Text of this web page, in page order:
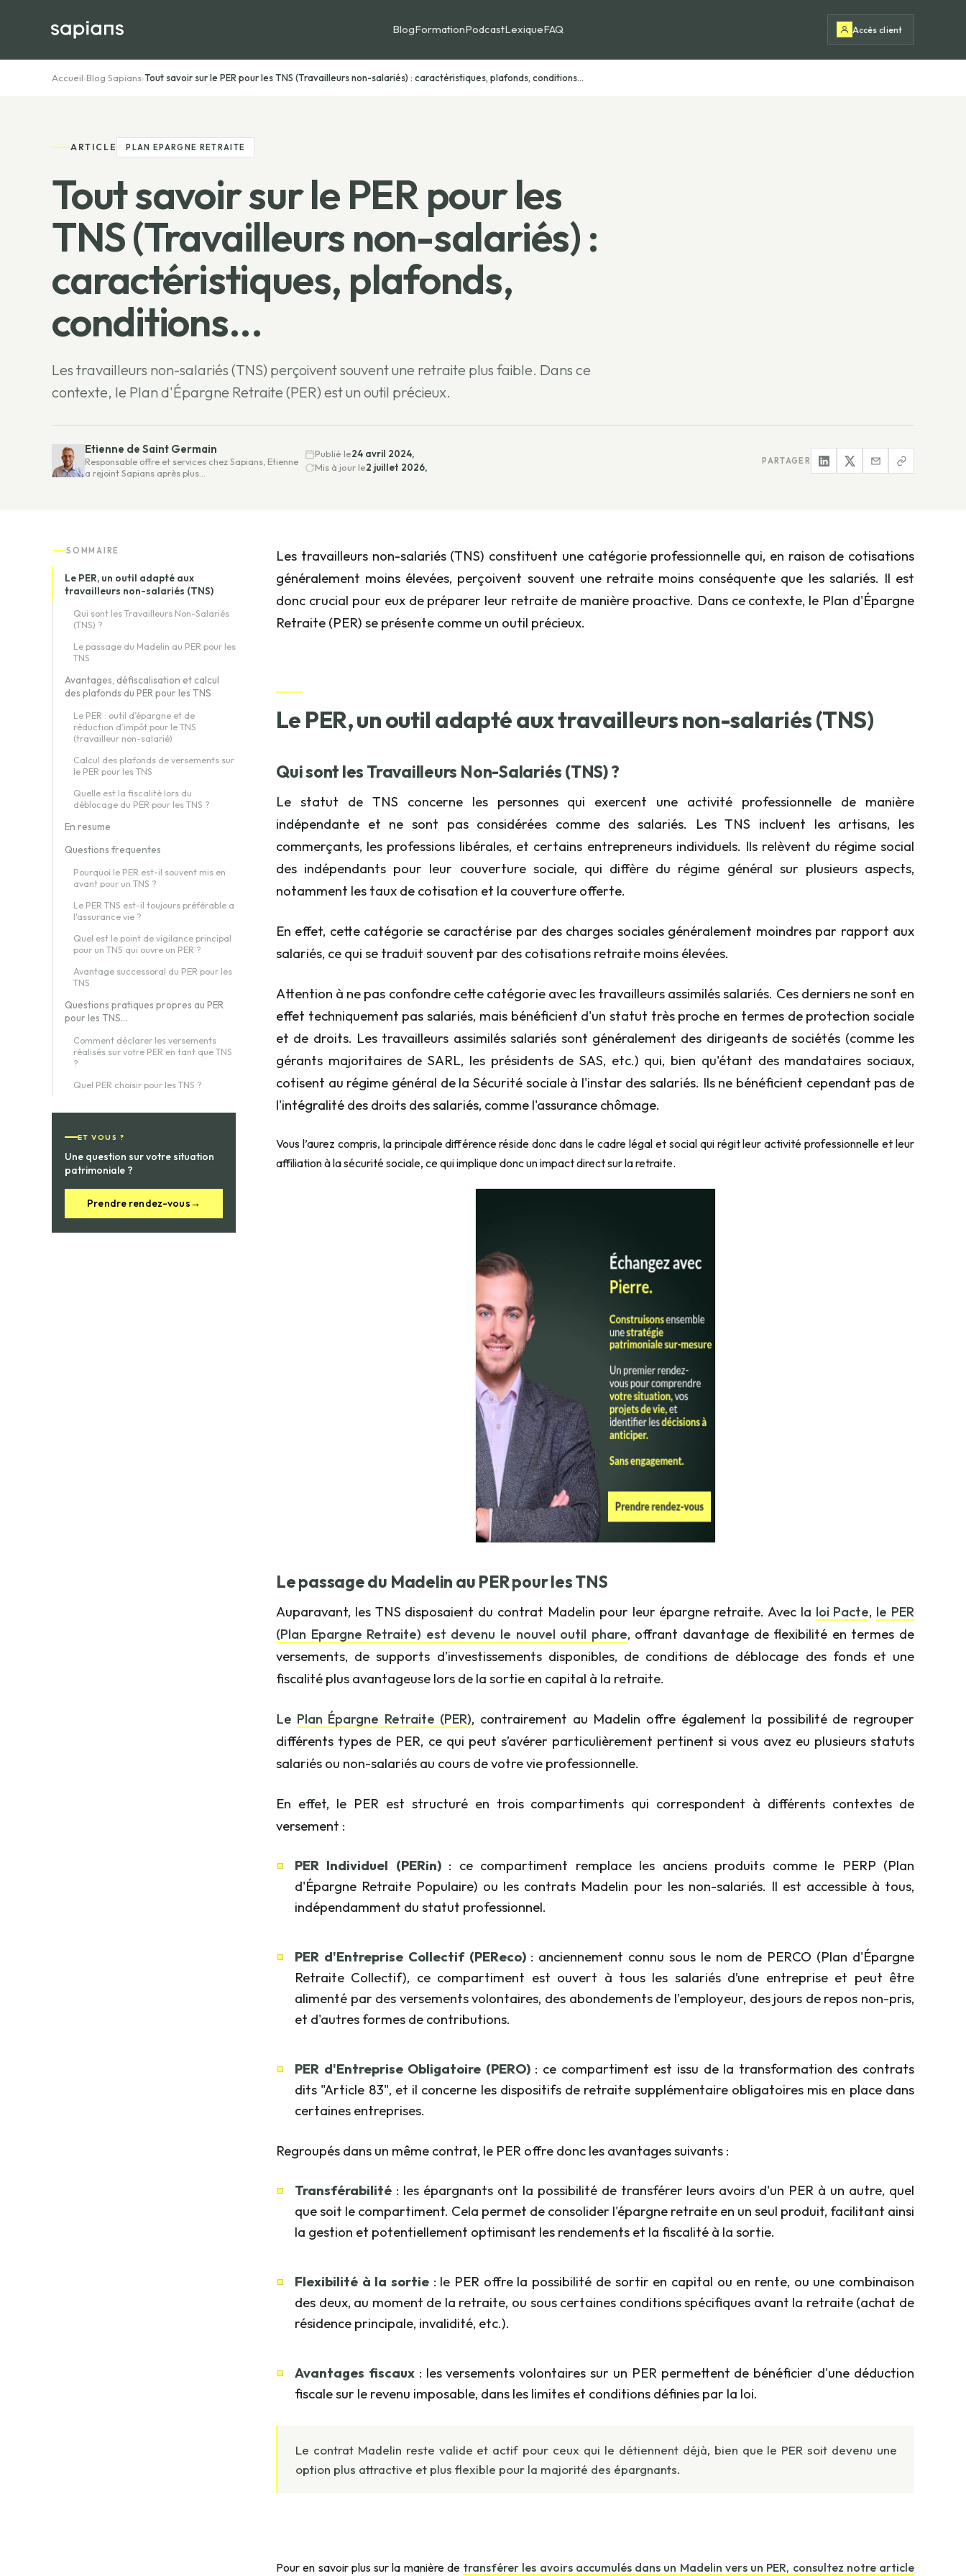
BlogFormationPodcastLexiqueFAQ Accès client
Accueil›Blog Sapians›Tout savoir sur le PER pour les TNS (Travailleurs non-salariés) : caractéristiques, plafonds, conditions...
ARTICLE PLAN EPARGNE RETRAITE
Tout savoir sur le PER pour les
TNS (Travailleurs non-salariés) :
caractéristiques, plafonds,
conditions...
Les travailleurs non-salariés (TNS) perçoivent souvent une retraite plus faible. Dans ce
contexte, le Plan d'Épargne Retraite (PER) est un outil précieux.
Etienne de Saint Germain
Responsable offre et services chez Sapians, Etienne
a rejoint Sapians après plus…
Publié le24 avril 2024,
Mis à jour le2 juillet 2026,
PARTAGER
SOMMAIRE
Le PER, un outil adapté aux
travailleurs non-salariés (TNS)
Qui sont les Travailleurs Non-Salariés
(TNS) ?
Le passage du Madelin au PER pour les
TNS
Avantages, défiscalisation et calcul
des plafonds du PER pour les TNS
Le PER : outil d’épargne et de
réduction d’impôt pour le TNS
(travailleur non-salarié)
Calcul des plafonds de versements sur
le PER pour les TNS
Quelle est la fiscalité lors du
déblocage du PER pour les TNS ?
En resume
Questions frequentes
Pourquoi le PER est-il souvent mis en
avant pour un TNS ?
Le PER TNS est-il toujours préférable a
l'assurance vie ?
Quel est le point de vigilance principal
pour un TNS qui ouvre un PER ?
Avantage successoral du PER pour les
TNS
Questions pratiques propres au PER
pour les TNS...
Comment déclarer les versements
réalisés sur votre PER en tant que TNS
?
Quel PER choisir pour les TNS ?
ET VOUS ?
Une question sur votre situation
patrimoniale ?
Prendre rendez-vous→
Les travailleurs non-salariés (TNS) constituent une catégorie professionnelle qui, en raison de cotisations
généralement moins élevées, perçoivent souvent une retraite moins conséquente que les salariés. Il est
donc crucial pour eux de préparer leur retraite de manière proactive. Dans ce contexte, le Plan d'Épargne
Retraite (PER) se présente comme un outil précieux.
Le PER, un outil adapté aux travailleurs non-salariés (TNS)
Qui sont les Travailleurs Non-Salariés (TNS) ?
Le statut de TNS concerne les personnes qui exercent une activité professionnelle de manière
indépendante et ne sont pas considérées comme des salariés. Les TNS incluent les artisans, les
commerçants, les professions libérales, et certains entrepreneurs individuels. Ils relèvent du régime social
des indépendants pour leur couverture sociale, qui diffère du régime général sur plusieurs aspects,
notamment les taux de cotisation et la couverture offerte.
En effet, cette catégorie se caractérise par des charges sociales généralement moindres par rapport aux
salariés, ce qui se traduit souvent par des cotisations retraite moins élevées.
Attention à ne pas confondre cette catégorie avec les travailleurs assimilés salariés. Ces derniers ne sont en
effet techniquement pas salariés, mais bénéficient d'un statut très proche en termes de protection sociale
et de droits. Les travailleurs assimilés salariés sont généralement des dirigeants de sociétés (comme les
gérants majoritaires de SARL, les présidents de SAS, etc.) qui, bien qu'étant des mandataires sociaux,
cotisent au régime général de la Sécurité sociale à l'instar des salariés. Ils ne bénéficient cependant pas de
l'intégralité des droits des salariés, comme l'assurance chômage.
Vous l’aurez compris, la principale différence réside donc dans le cadre légal et social qui régit leur activité professionnelle et leur
affiliation à la sécurité sociale, ce qui implique donc un impact direct sur la retraite.
Le passage du Madelin au PER pour les TNS
Auparavant, les TNS disposaient du contrat Madelin pour leur épargne retraite. Avec la loi Pacte, le PER
(Plan Epargne Retraite) est devenu le nouvel outil phare, offrant davantage de flexibilité en termes de
versements, de supports d’investissements disponibles, de conditions de déblocage des fonds et une
fiscalité plus avantageuse lors de la sortie en capital à la retraite.
Le Plan Épargne Retraite (PER), contrairement au Madelin offre également la possibilité de regrouper
différents types de PER, ce qui peut s’avérer particulièrement pertinent si vous avez eu plusieurs statuts
salariés ou non-salariés au cours de votre vie professionnelle.
En effet, le PER est structuré en trois compartiments qui correspondent à différents contextes de
versement :
PER Individuel (PERin): ce compartiment remplace les anciens produits comme le PERP (Plan
d'Épargne Retraite Populaire) ou les contrats Madelin pour les non-salariés. Il est accessible à tous,
indépendamment du statut professionnel.
PER d'Entreprise Collectif (PEReco): anciennement connu sous le nom de PERCO (Plan d'Épargne
Retraite Collectif), ce compartiment est ouvert à tous les salariés d’une entreprise et peut être
alimenté par des versements volontaires, des abondements de l'employeur, des jours de repos non-pris,
et d'autres formes de contributions.
PER d'Entreprise Obligatoire (PERO): ce compartiment est issu de la transformation des contrats
dits "Article 83", et il concerne les dispositifs de retraite supplémentaire obligatoires mis en place dans
certaines entreprises.
Regroupés dans un même contrat, le PER offre donc les avantages suivants :
Transférabilité : les épargnants ont la possibilité de transférer leurs avoirs d'un PER à un autre, quel
que soit le compartiment. Cela permet de consolider l'épargne retraite en un seul produit, facilitant ainsi
la gestion et potentiellement optimisant les rendements et la fiscalité à la sortie.
Flexibilité à la sortie : le PER offre la possibilité de sortir en capital ou en rente, ou une combinaison
des deux, au moment de la retraite, ou sous certaines conditions spécifiques avant la retraite (achat de
résidence principale, invalidité, etc.).
Avantages fiscaux: les versements volontaires sur un PER permettent de bénéficier d'une déduction
fiscale sur le revenu imposable, dans les limites et conditions définies par la loi.
Le contrat Madelin reste valide et actif pour ceux qui le détiennent déjà, bien que le PER soit devenu une
option plus attractive et plus flexible pour la majorité des épargnants.
Pour en savoir plus sur la manière de transférer les avoirs accumulés dans un Madelin vers un PER, consultez notre article